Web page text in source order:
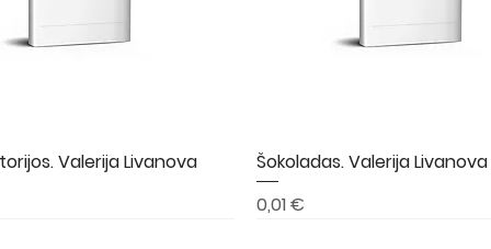
Greita peržiūra
Valerija Livanova
Greita peržiūra
Šokoladas. Valerija Livanova
Kaina
0,01 €